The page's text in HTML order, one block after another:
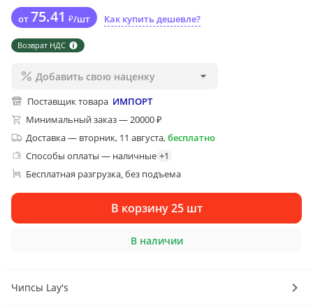
от75.41 ₽/шт Как купить дешевле?
Возврат НДС
Добавить свою наценку
Поставщик товара ИМПОРТ
Минимальный заказ — 20000 ₽
Доставка— вторник, 11 августа,бесплатно
Способы оплаты — наличные +1
Бесплатная разгрузка, без подъема
В корзину 25 шт
В наличии
Чипсы Lay's